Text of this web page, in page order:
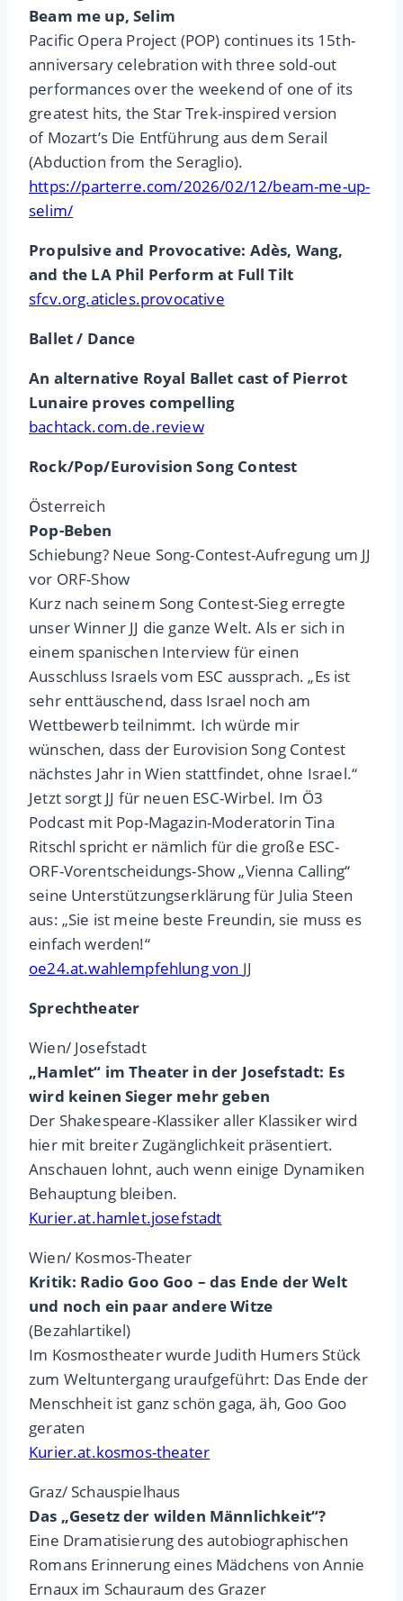
Beam me up, Selim
Pacific Opera Project (POP) continues its 15th-
anniversary celebration with three sold-out
performances over the weekend of one of its
greatest hits, the Star Trek-inspired version
of Mozart’s Die Entführung aus dem Serail
(Abduction from the Seraglio).
https://parterre.com/2026/02/12/beam-me-up-
selim/
Propulsive and Provocative: Adès, Wang,
and the LA Phil Perform at Full Tilt
sfcv.org.aticles.provocative
Ballet / Dance
An alternative Royal Ballet cast of Pierrot
Lunaire proves compelling
bachtack.com.de.review
Rock/Pop/Eurovision Song Contest
Österreich
Pop-Beben
Schiebung? Neue Song-Contest-Aufregung um JJ
vor ORF-Show
Kurz nach seinem Song Contest-Sieg erregte
unser Winner JJ die ganze Welt. Als er sich in
einem spanischen Interview für einen
Ausschluss Israels vom ESC aussprach. „Es ist
sehr enttäuschend, dass Israel noch am
Wettbewerb teilnimmt. Ich würde mir
wünschen, dass der Eurovision Song Contest
nächstes Jahr in Wien stattfindet, ohne Israel.“
Jetzt sorgt JJ für neuen ESC-Wirbel. Im Ö3
Podcast mit Pop-Magazin-Moderatorin Tina
Ritschl spricht er nämlich für die große ESC-
ORF-Vorentscheidungs-Show „Vienna Calling“
seine Unterstützungserklärung für Julia Steen
aus: „Sie ist meine beste Freundin, sie muss es
einfach werden!“
oe24.at.wahlempfehlung von JJ
Sprechtheater
Wien/ Josefstadt
„Hamlet“ im Theater in der Josefstadt: Es
wird keinen Sieger mehr geben
Der Shakespeare-Klassiker aller Klassiker wird
hier mit breiter Zugänglichkeit präsentiert.
Anschauen lohnt, auch wenn einige Dynamiken
Behauptung bleiben.
Kurier.at.hamlet.josefstadt
Wien/ Kosmos-Theater
Kritik: Radio Goo Goo – das Ende der Welt
und noch ein paar andere Witze
(Bezahlartikel)
Im Kosmostheater wurde Judith Humers Stück
zum Weltuntergang uraufgeführt: Das Ende der
Menschheit ist ganz schön gaga, äh, Goo Goo
geraten
Kurier.at.kosmos-theater
Graz/ Schauspielhaus
Das „Gesetz der wilden Männlichkeit“?
Eine Dramatisierung des autobiographischen
Romans Erinnerung eines Mädchens von Annie
Ernaux im Schauraum des Grazer